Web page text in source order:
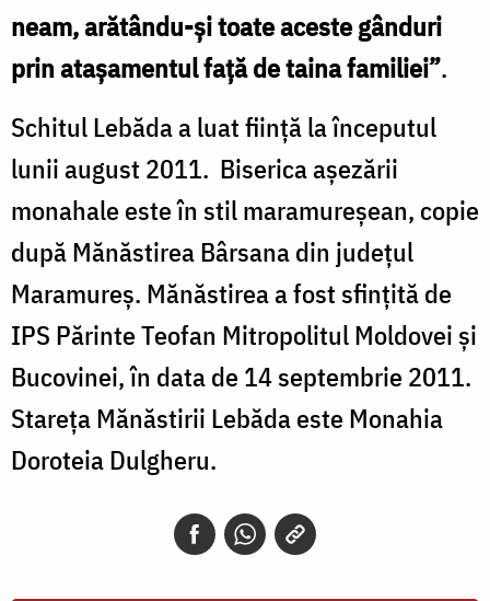
neam, arătându-și toate aceste gânduri
prin atașamentul față de taina familiei”.
Schitul Lebăda a luat fiinţă la începutul
lunii august 2011. Biserica aşezării
monahale este în stil maramureşean, copie
după Mănăstirea Bârsana din judeţul
Maramureş. Mănăstirea a fost sfinţită de
IPS Părinte Teofan Mitropolitul Moldovei și
Bucovinei, în data de 14 septembrie 2011.
Stareța Mănăstirii Lebăda este Monahia
Doroteia Dulgheru.